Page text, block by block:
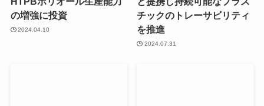
の増強に投資
2024.04.10
チックのトレーサビリティ
を推進
2024.07.31